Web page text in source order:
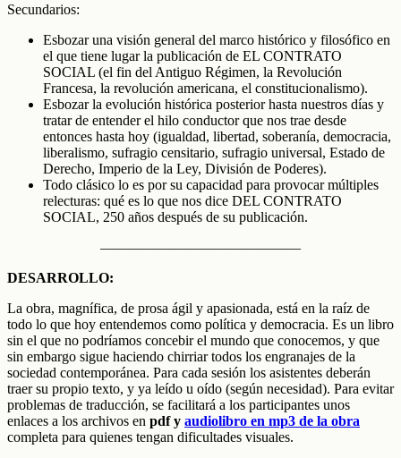
Secundarios:
Esbozar una visión general del marco histórico y filosófico en
el que tiene lugar la publicación de EL CONTRATO
SOCIAL (el fin del Antiguo Régimen, la Revolución
Francesa, la revolución americana, el constitucionalismo).
Esbozar la evolución histórica posterior hasta nuestros días y
tratar de entender el hilo conductor que nos trae desde
entonces hasta hoy (igualdad, libertad, soberanía, democracia,
liberalismo, sufragio censitario, sufragio universal, Estado de
Derecho, Imperio de la Ley, División de Poderes).
Todo clásico lo es por su capacidad para provocar múltiples
relecturas: qué es lo que nos dice DEL CONTRATO
SOCIAL, 250 años después de su publicación.
——————————————
DESARROLLO:
La obra, magnífica, de prosa ágil y apasionada, está en la raíz de
todo lo que hoy entendemos como política y democracia. Es un libro
sin el que no podríamos concebir el mundo que conocemos, y que
sin embargo sigue haciendo chirriar todos los engranajes de la
sociedad contemporánea. Para cada sesión los asistentes deberán
traer su propio texto, y ya leído u oído (según necesidad). Para evitar
problemas de traducción, se facilitará a los participantes unos
enlaces a los archivos en pdf y audiolibro en mp3 de la obra
completa para quienes tengan dificultades visuales.